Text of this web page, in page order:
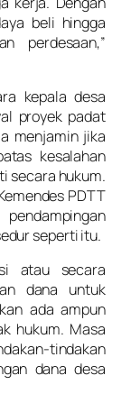
beli hingga
perdesaan,”
kepala desa
proyek padat
menjamin jika
kesalahan
secara hukum.
PDTT
seperti itu.
atau secara
dana untuk
ada ampun
hukum. Masa
tindakan
dana desa